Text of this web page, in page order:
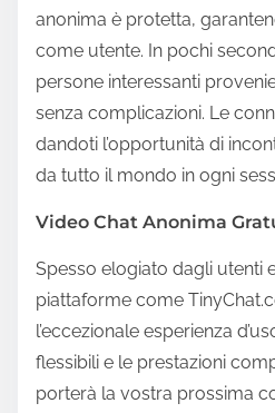
anonima è protetta,
come utente. In pochi
persone interessanti
senza complicazioni. Le
dandoti l’opportunità di
da tutto il mondo in ogni
Video Chat Anonima
Spesso elogiato dagli utenti
piattaforme come
l’eccezionale esperienza
flessibili e le prestazioni
porterà la vostra prossima